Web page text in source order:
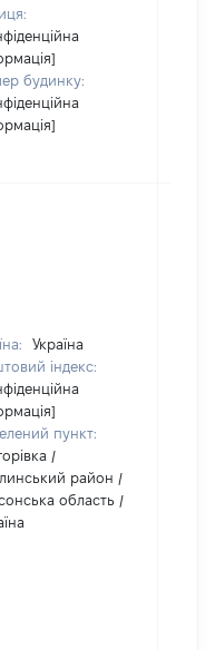
будинку:
Україна
індекс:
пункт:
/
район /
область /